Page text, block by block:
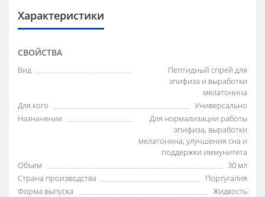
Характеристики
СВОЙСТВА
Вид
Пептидный спрей для
эпифиза и выработки
мелатонина
Для кого
Универсально
Назначение
Для нормализации работы
эпифиза, выработки
мелатонина, улучшения сна и
поддержки иммунитета
Объем
30 мл
Страна производства
Португалия
Форма выпуска
Жидкость